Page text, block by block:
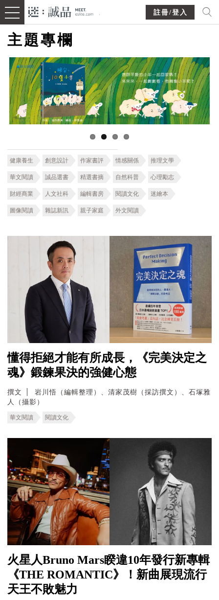
註冊/登入
主題專欄
健康養生 創意設計 作家書評 情感關係 推理文學
華文閱讀 誠品選書 精選書摘 自然科普 心理勵志
財經商業 人文社科 編輯書房 閱讀文化 迷繪本
圖像閱讀 雜誌新訊 親子家庭 外文閱讀
懂得拒絕才能有所成長，《完美決定之
魂》鍛鍊果決的強健心態
撰文
岩川悟（編輯整理）、清家茂樹（採訪撰文）、石塚雅
人（攝影）
華文閱讀 閱讀文化
火星人Bruno Mars睽違10年發行新專輯
《THE ROMANTIC》！新曲展現流行
天王不敗魅力